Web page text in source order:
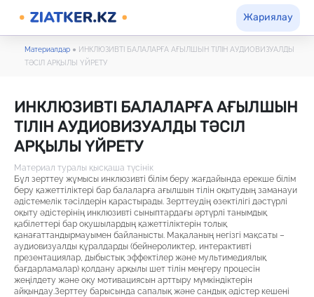
Жариялау
Материалдар ● ИНКЛЮЗИВТІ БАЛАЛАРҒА АҒЫЛШЫН ТІЛІН АУДИОВИЗУАЛДЫ
ТӘСІЛ АРҚЫЛЫ ҮЙРЕТУ
ИНКЛЮЗИВТІ БАЛАЛАРҒА АҒЫЛШЫН
ТІЛІН АУДИОВИЗУАЛДЫ ТӘСІЛ
АРҚЫЛЫ ҮЙРЕТУ
Материал туралы қысқаша түсінік
Бұл зерттеу жұмысы инклюзивті білім беру жағдайында ерекше білім
беру қажеттіліктері бар балаларға ағылшын тілін оқытудың заманауи
әдістемелік тәсілдерін қарастырады. Зерттеудің өзектілігі дәстүрлі
оқыту әдістерінің инклюзивті сыныптардағы әртүрлі танымдық
қабілеттері бар оқушылардың қажеттіліктерін толық
қанағаттандырмауымен байланысты. Мақаланың негізгі мақсаты –
аудиовизуалды құралдарды (бейнероликтер, интерактивті
презентациялар, дыбыстық эффектілер және мультимедиялық
бағдарламалар) қолдану арқылы шет тілін меңгеру процесін
жеңілдету және оқу мотивациясын арттыру мүмкіндіктерін
айқындау.Зерттеу барысында сапалық және сандық әдістер кешені